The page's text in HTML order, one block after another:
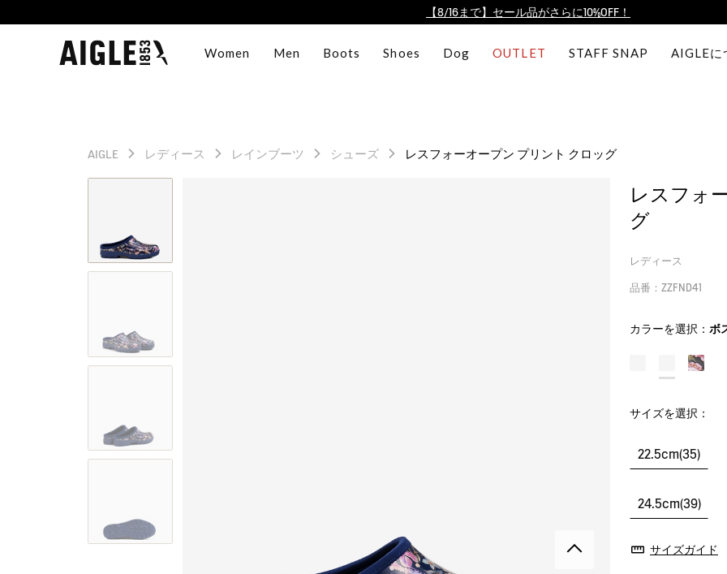
【8/16まで】セール品がさらに10%OFF！
ログイン/会員登録で送料＆返品無料
ログイン/会員登録で送料＆返品無料
Women Men Boots Shoes Dog OUTLET STAFF SNAP AIGLEに
AIGLE レディース レインブーツ シューズ レスフォーオープン プリント クロッグ
レスフォ
グ
レディース
品番：ZZFND41
カラーを選択： ボ
サイズを選択：
22.5cm(35)
24.5cm(39)
サイズガイド